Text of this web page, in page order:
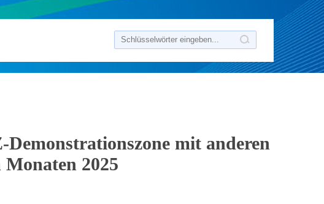
mit anderen
2025